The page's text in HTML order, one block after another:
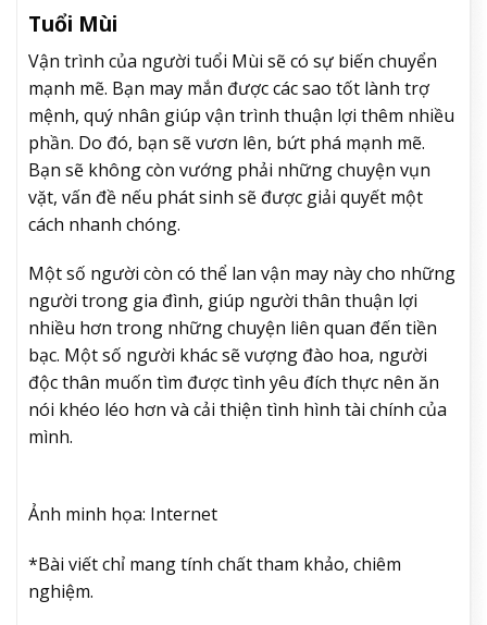
Tuổi Mùi
Vận trình của người tuổi Mùi sẽ có sự biến chuyển
mạnh mẽ. Bạn may mắn được các sao tốt lành trợ
mệnh, quý nhân giúp vận trình thuận lợi thêm nhiều
phần. Do đó, bạn sẽ vươn lên, bứt phá mạnh mẽ.
Bạn sẽ không còn vướng phải những chuyện vụn
vặt, vấn đề nếu phát sinh sẽ được giải quyết một
cách nhanh chóng.
Một số người còn có thể lan vận may này cho những
người trong gia đình, giúp người thân thuận lợi
nhiều hơn trong những chuyện liên quan đến tiền
bạc. Một số người khác sẽ vượng đào hoa, người
độc thân muốn tìm được tình yêu đích thực nên ăn
nói khéo léo hơn và cải thiện tình hình tài chính của
mình.
Ảnh minh họa: Internet
*Bài viết chỉ mang tính chất tham khảo, chiêm
nghiệm.